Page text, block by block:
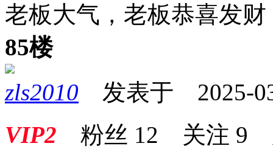
老板大气，老板恭喜发财
85楼
zls2010 发表于 2025-
VIP2 粉丝 12 关注 9